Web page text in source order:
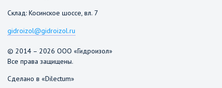
Склад: Косинское шоссе, вл. 7
gidroizol@gidroizol.ru
© 2014 – 2026 ООО «Гидроизол»
Все права защищены.
Сделано в «Dilectum»